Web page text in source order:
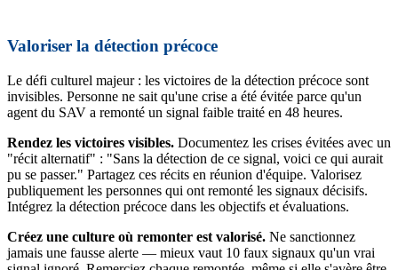
Valoriser la détection précoce
Le défi culturel majeur : les victoires de la détection précoce sont
invisibles. Personne ne sait qu'une crise a été évitée parce qu'un
agent du SAV a remonté un signal faible traité en 48 heures.
Rendez les victoires visibles. Documentez les crises évitées avec un
"récit alternatif" : "Sans la détection de ce signal, voici ce qui aurait
pu se passer." Partagez ces récits en réunion d'équipe. Valorisez
publiquement les personnes qui ont remonté les signaux décisifs.
Intégrez la détection précoce dans les objectifs et évaluations.
Créez une culture où remonter est valorisé. Ne sanctionnez
jamais une fausse alerte — mieux vaut 10 faux signaux qu'un vrai